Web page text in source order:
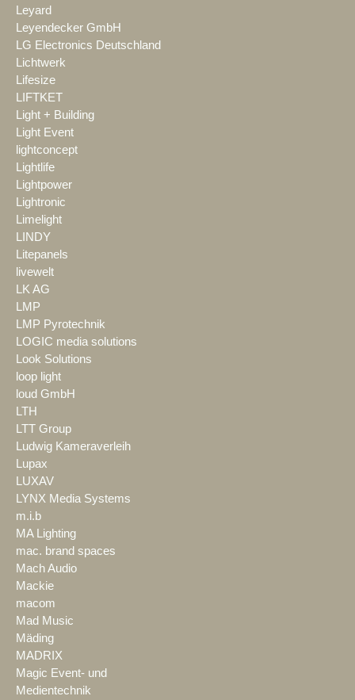
Leyard
Leyendecker GmbH
LG Electronics Deutschland
Lichtwerk
Lifesize
LIFTKET
Light + Building
Light Event
lightconcept
Lightlife
Lightpower
Lightronic
Limelight
LINDY
Litepanels
livewelt
LK AG
LMP
LMP Pyrotechnik
LOGIC media solutions
Look Solutions
loop light
loud GmbH
LTH
LTT Group
Ludwig Kameraverleih
Lupax
LUXAV
LYNX Media Systems
m.i.b
MA Lighting
mac. brand spaces
Mach Audio
Mackie
macom
Mad Music
Mäding
MADRIX
Magic Event- und
Medientechnik